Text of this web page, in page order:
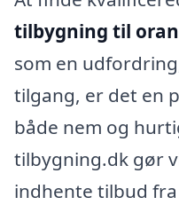
tilbygning til
som en
tilgang, er det en
både nem og
tilbygning.dk gør
indhente tilbud